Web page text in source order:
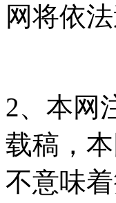
网将依
2、本网
载稿，
不意味